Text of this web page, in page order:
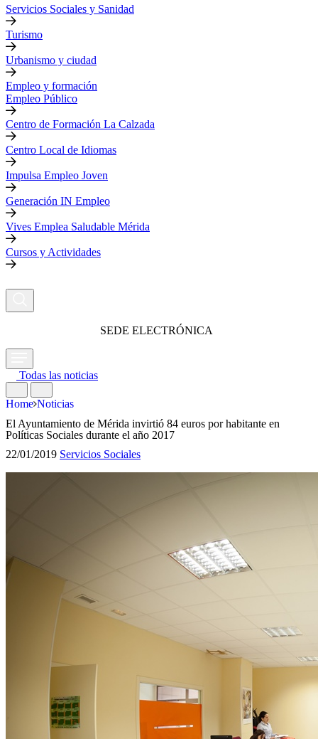
Servicios Sociales y Sanidad
Turismo
Urbanismo y ciudad
Empleo y formación
Empleo Público
Centro de Formación La Calzada
Centro Local de Idiomas
Impulsa Empleo Joven
Generación IN Empleo
Vives Emplea Saludable Mérida
Cursos y Actividades
SEDE ELECTRÓNICA
Todas las noticias
Home Noticias
El Ayuntamiento de Mérida invirtió 84 euros por habitante en
Políticas Sociales durante el año 2017
22/01/2019 Servicios Sociales